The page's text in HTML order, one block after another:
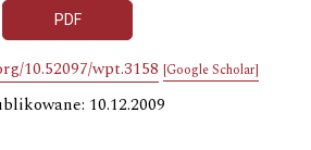
PDF
10.52097/wpt.3158 [Google Scholar]
10.12.2009